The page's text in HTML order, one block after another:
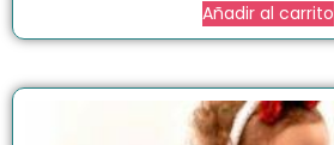
Añadir al carrito